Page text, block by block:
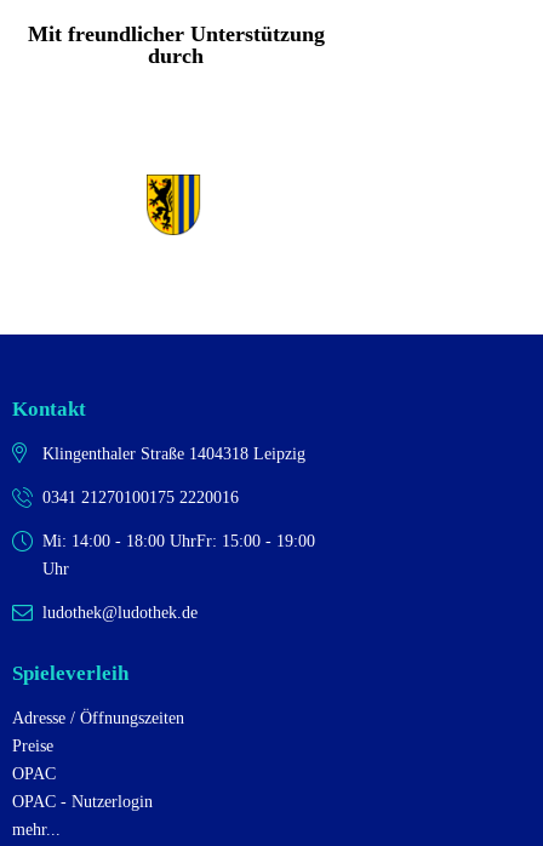
Mit freundlicher Unterstützung
durch
Kontakt
Klingenthaler Straße 1404318 Leipzig
0341 21270100175 2220016
Mi: 14:00 - 18:00 UhrFr: 15:00 - 19:00
Uhr
ludothek@ludothek.de
Spieleverleih
Adresse / Öffnungszeiten
Preise
OPAC
OPAC - Nutzerlogin
mehr...